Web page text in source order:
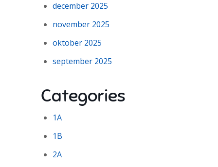
december 2025
november 2025
oktober 2025
september 2025
Categories
1A
1B
2A